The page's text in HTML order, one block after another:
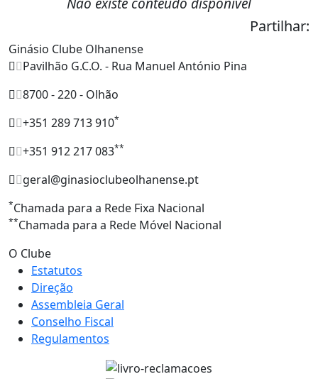
Não existe conteúdo disponível
Partilhar:
Ginásio Clube Olhanense
Pavilhão G.C.O. - Rua Manuel António Pina
8700 - 220 - Olhão
+351 289 713 910*
+351 912 217 083**
geral@ginasioclubeolhanense.pt
*Chamada para a Rede Fixa Nacional
**Chamada para a Rede Móvel Nacional
O Clube
Estatutos
Direção
Assembleia Geral
Conselho Fiscal
Regulamentos